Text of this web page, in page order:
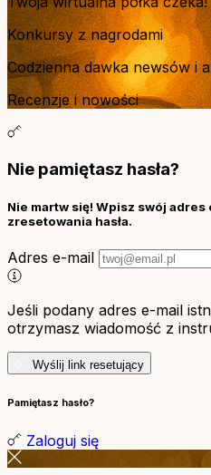
Konkursy z nagrodami
Codzienna dawka newsów i
Recenzje i nowości
Nie pamiętasz hasła?
Nie martw się! Wpisz swój adres
zresetowania hasła.
Adres e-mail
Jeśli podany adres e-mail
otrzymasz wiadomość z
Wyślij link resetujący
Pamiętasz hasło?
Zaloguj się